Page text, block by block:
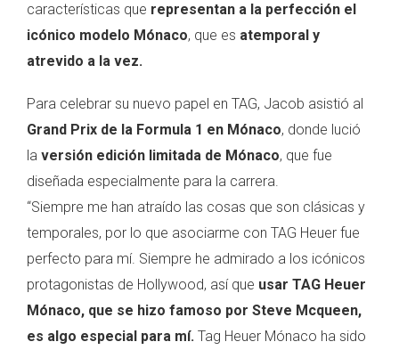
características que representan a la perfección el
icónico modelo Mónaco, que es atemporal y
atrevido a la vez.
Para celebrar su nuevo papel en TAG, Jacob asistió al
Grand Prix de la Formula 1 en Mónaco, donde lució
la versión edición limitada de Mónaco, que fue
diseñada especialmente para la carrera.
“Siempre me han atraído las cosas que son clásicas y
temporales, por lo que asociarme con TAG Heuer fue
perfecto para mí. Siempre he admirado a los icónicos
protagonistas de Hollywood, así que usar TAG Heuer
Mónaco, que se hizo famoso por Steve Mcqueen,
es algo especial para mí. Tag Heuer Mónaco ha sido